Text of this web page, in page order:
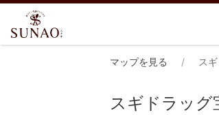
マップを見る ス
スギドラッグ